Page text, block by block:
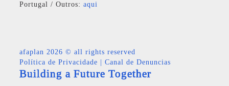
Portugal / Outros: aqui
afaplan 2026 © all rights reserved
Política de Privacidade
Canal de Denuncias
Building a Future Together